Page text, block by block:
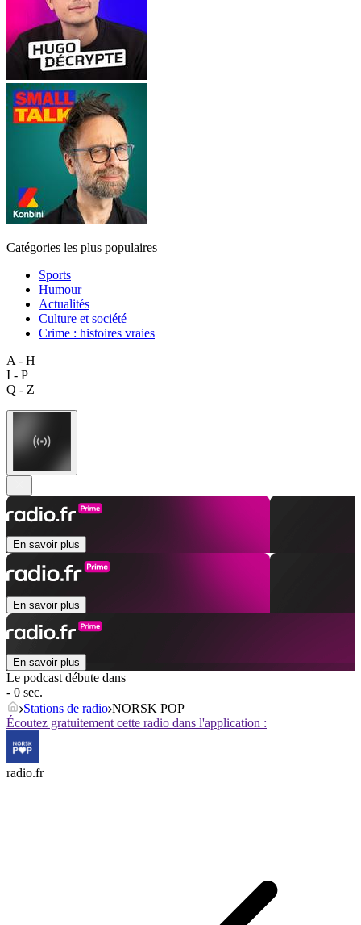
Catégories les plus populaires
Sports
Humour
Actualités
Culture et société
Crime : histoires vraies
A - H
I - P
Q - Z
En savoir plus
En savoir plus
En savoir plus
Le podcast débute dans
- 0 sec.
Stations de radio NORSK POP
Écoutez gratuitement cette radio dans l'application :
radio.fr